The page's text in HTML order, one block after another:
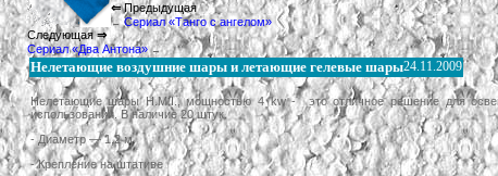
⇐Предыдущая
←Сериал «Танго с ангелом»
Следующая⇒
Сериал «Два Антона»→
Нелетающие воздушние шары и летающие гелевые шары24.11.2009
Нелетающие шары H.M.I., мощностью 4 kw - это отличное решение для
использовании. В наличие 20 штук.
- Диаметр — 1,2 м.
- Крепление на штативе